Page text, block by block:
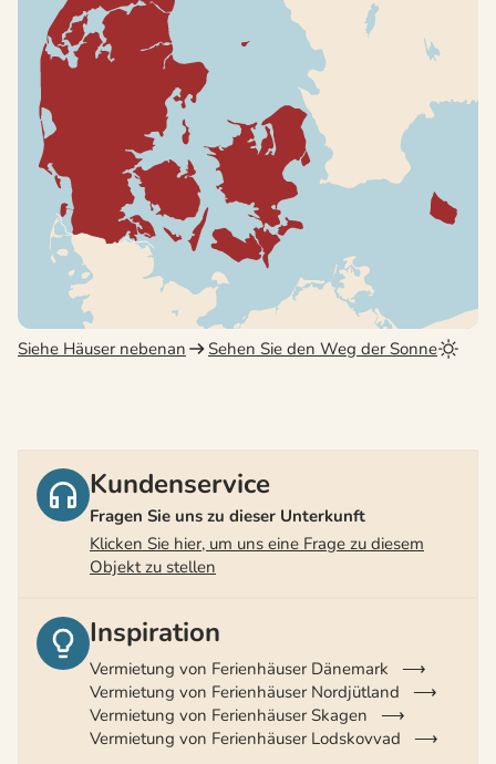
Siehe Häuser nebenan Sehen Sie den Weg der Sonne
Kundenservice
Fragen Sie uns zu dieser Unterkunft
Klicken Sie hier, um uns eine Frage zu diesem
Objekt zu stellen
Inspiration
Vermietung von Ferienhäuser Dänemark
Vermietung von Ferienhäuser Nordjütland
Vermietung von Ferienhäuser Skagen
Vermietung von Ferienhäuser Lodskovvad